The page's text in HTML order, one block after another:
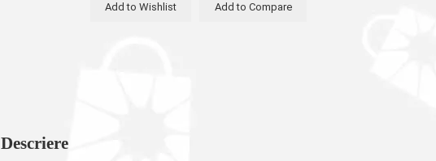
JustAdd to Wishlist Add to Compare
Descriere